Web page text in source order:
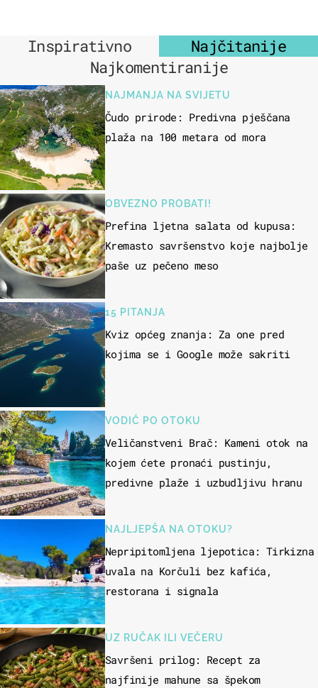
Inspirativno
Najčitanije
Najkomentiranije
NAJMANJA NA SVIJETU
Čudo prirode: Predivna pješčana
plaža na 100 metara od mora
OBVEZNO PROBATI!
Prefina ljetna salata od kupusa:
Kremasto savršenstvo koje najbolje
paše uz pečeno meso
15 PITANJA
Kviz općeg znanja: Za one pred
kojima se i Google može sakriti
VODIČ PO OTOKU
Veličanstveni Brač: Kameni otok na
kojem ćete pronaći pustinju,
predivne plaže i uzbudljivu hranu
NAJLJEPŠA NA OTOKU?
Nepripitomljena ljepotica: Tirkizna
uvala na Korčuli bez kafića,
restorana i signala
UZ RUČAK ILI VEČERU
Savršeni prilog: Recept za
najfinije mahune sa špekom